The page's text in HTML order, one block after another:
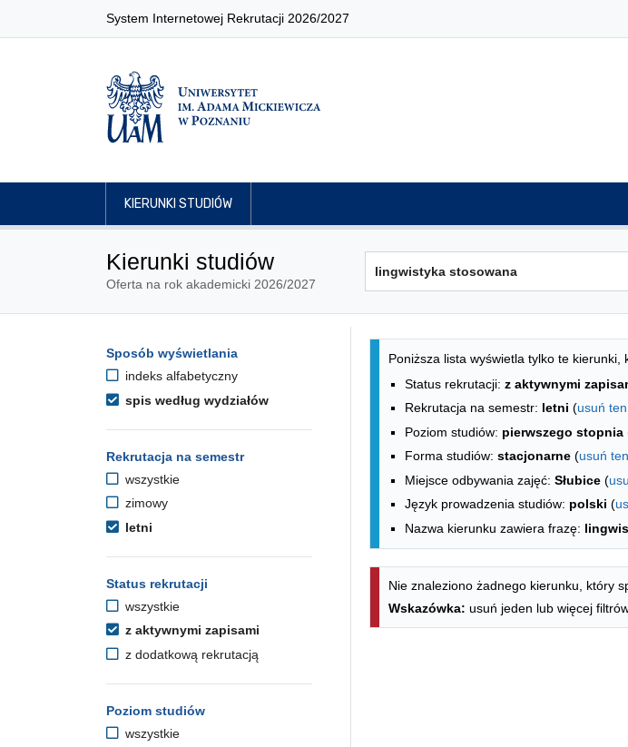
System Internetowej Rekrutacji 2026/2027
KIERUNKI STUDIÓW
Kierunki studiów
Oferta na rok akademicki 2026/2027
Opcje filtrowania kierunków studiów
Przejdź do listy kierunków
Sposób wyświetlania
indeks alfabetyczny
spis według wydziałów
Rekrutacja na semestr
wszystkie
zimowy
letni
Status rekrutacji
wszystkie
z aktywnymi zapisami
z dodatkową rekrutacją
Poziom studiów
wszystkie
Lista kierunków - spis
Poniższa lista wyświetla tylko te kierunki,
Status rekrutacji: z aktywnymi
Rekrutacja na semestr: letni (usuń
Poziom studiów: pierwszego stopnia
Forma studiów: stacjonarne (usuń
Miejsce odbywania zajęć: Słubice (
Język prowadzenia studiów: polski (
Nazwa kierunku zawiera frazę:
Nie znaleziono żadnego kierunku, który
Wskazówka: usuń jeden lub więcej